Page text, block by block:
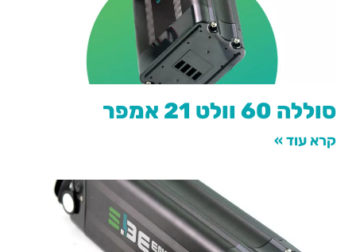
סוללה 60 וולט 21 אמפר
קרא עוד »